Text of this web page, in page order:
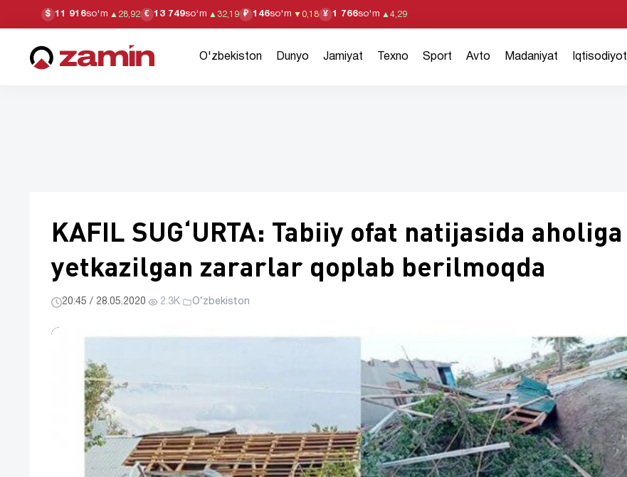
$ 11 916so'm ▲ 28,92 € 13 749so'm ▲ 32,19 ₽ 146so'm ▼ 0,18 ¥ 1 766so'm ▲ 4,29
O'zbekiston Dunyo Jamiyat Texno Sport Avto Madaniyat Iqtisodiyot
KAFIL SUG‘URTA: Tabiiy ofat natijasida aholiga
yetkazilgan zararlar qoplab berilmoqda
20:45 / 28.05.2020· 2.3K· O‘zbekiston